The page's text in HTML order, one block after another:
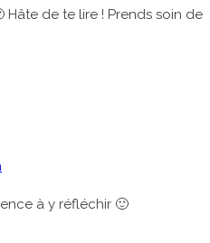
Hâte de te lire ! Prends soin de
à y réfléchir 🙂